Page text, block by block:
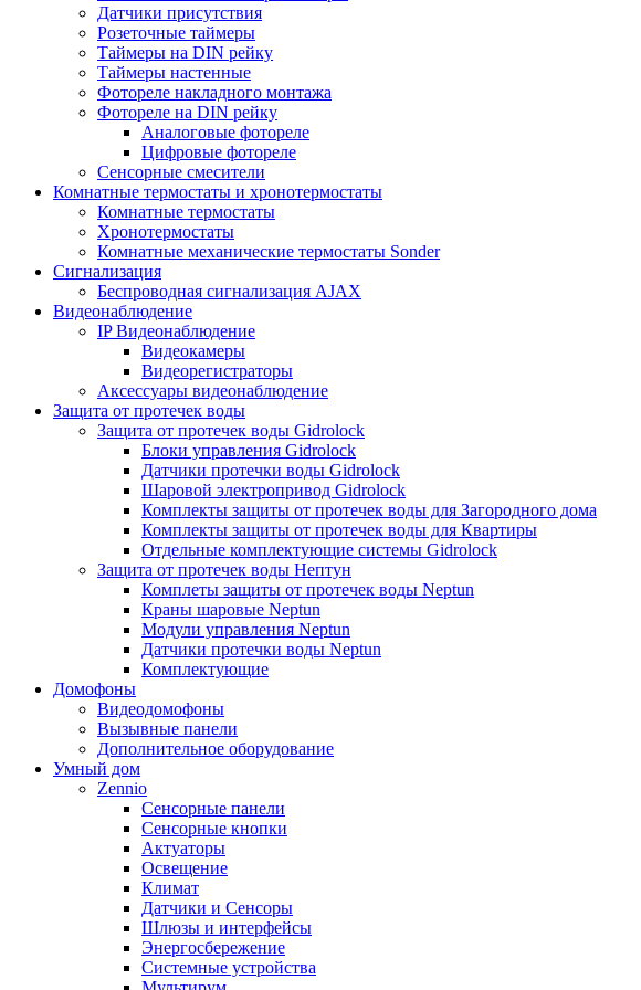
Датчики присутствия
Розеточные таймеры
Таймеры на DIN рейку
Таймеры настенные
Фотореле накладного монтажа
Фотореле на DIN рейку
Аналоговые фотореле
Цифровые фотореле
Сенсорные смесители
Комнатные термостаты и хронотермостаты
Комнатные термостаты
Хронотермостаты
Комнатные механические термостаты Sonder
Сигнализация
Беспроводная сигнализация AJAX
Видеонаблюдение
IP Видеонаблюдение
Видеокамеры
Видеорегистраторы
Аксессуары видеонаблюдение
Защита от протечек воды
Защита от протечек воды Gidrolock
Блоки управления Gidrolock
Датчики протечки воды Gidrolock
Шаровой электропривод Gidrolock
Комплекты защиты от протечек воды для Загородного дома
Комплекты защиты от протечек воды для Квартиры
Отдельные комплектующие системы Gidrolock
Защита от протечек воды Нептун
Комплеты защиты от протечек воды Neptun
Краны шаровые Neptun
Модули управления Neptun
Датчики протечки воды Neptun
Комплектующие
Домофоны
Видеодомофоны
Вызывные панели
Дополнительное оборудование
Умный дом
Zennio
Сенсорные панели
Сенсорные кнопки
Актуаторы
Освещение
Климат
Датчики и Сенсоры
Шлюзы и интерфейсы
Энергосбережение
Системные устройства